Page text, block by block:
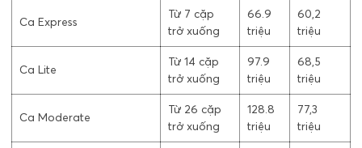
Ca Express
Từ 7 cặp
trở xuống
66.9
triệu
60,2
triệu
Ca Lite
Từ 14 cặp
trở xuống
97.9
triệu
68,5
triệu
Ca Moderate
Từ 26 cặp
trở xuống
128.8
triệu
77,3
triệu